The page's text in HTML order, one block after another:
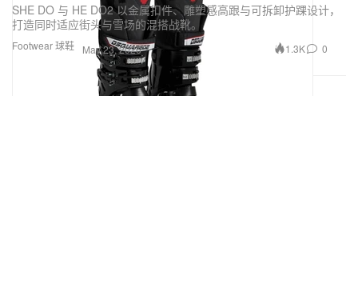
Footwear 球鞋
SHE DO 与 HE DO2 以金属扣件、雕塑感高跟与可拆卸护踝设计，
打造同时适应街头与雪场的混搭战靴。
May 23, 2026 1.3K 0